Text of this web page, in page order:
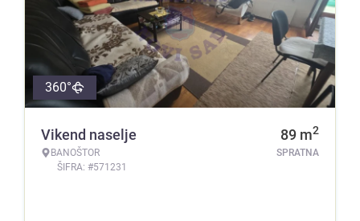
360°
Vikend naselje
BANOŠTOR
ŠIFRA: #571231
89 m2
SPRATNA